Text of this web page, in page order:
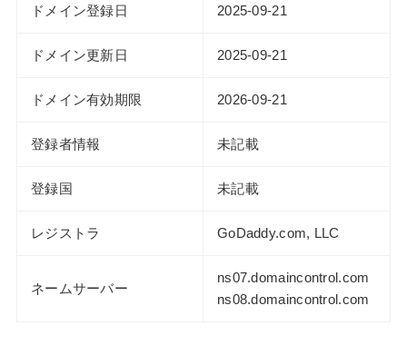
ドメイン登録日 2025-09-21
ドメイン更新日 2025-09-21
ドメイン有効期限 2026-09-21
登録者情報 未記載
登録国 未記載
レジストラ GoDaddy.com, LLC
ネームサーバー
ns07.domaincontrol.com
ns08.domaincontrol.com